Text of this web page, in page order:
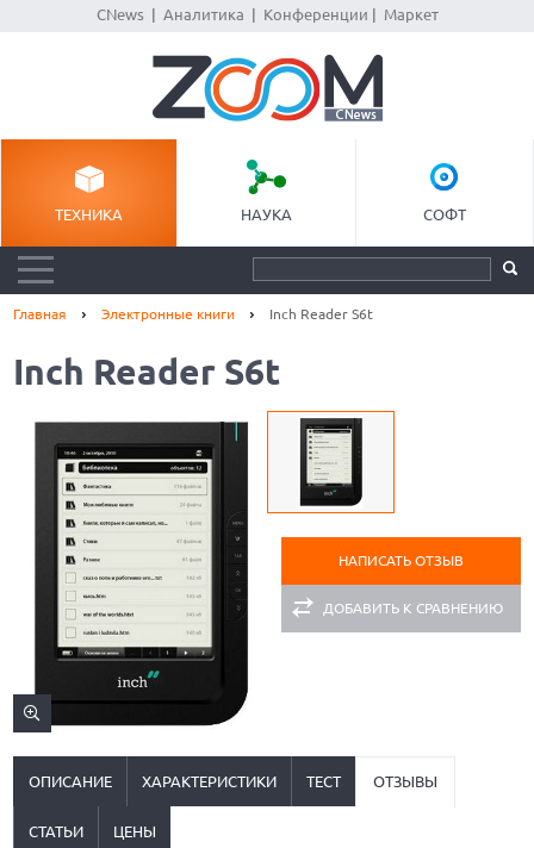
CNews| Аналитика Конференции Маркет
ТЕХНИКА НАУКА СОФТ
Главная Электронные книги Inch Reader S6t
Inch Reader S6t
НАПИСАТЬ ОТЗЫВ
ДОБАВИТЬ К СРАВНЕНИЮ
ОПИСАНИЕ ХАРАКТЕРИСТИКИ ТЕСТ ОТЗЫВЫ
СТАТЬИ ЦЕНЫ